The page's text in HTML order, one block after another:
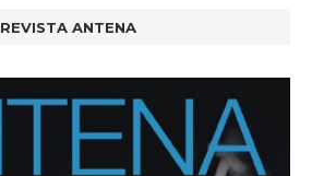
REVISTA ANTENA